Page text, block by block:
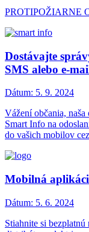
PROTIPOŽIARNE
Dostávajte
SMS alebo e-
Dátum: 5. 9. 2024
Vážení občania,
Smart Info na
do vašich mobilov
Mobilná
Dátum: 5. 6. 2024
Stiahnite si